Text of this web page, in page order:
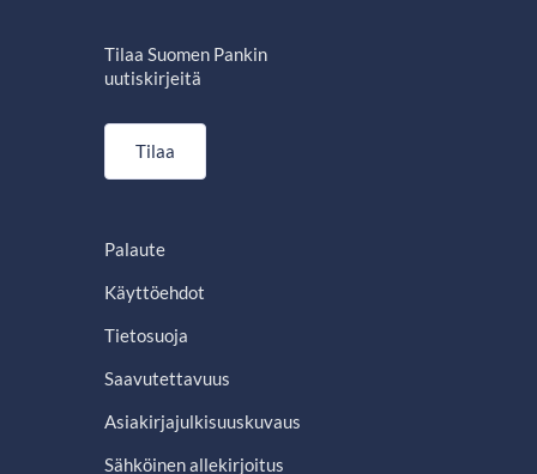
Tilaa Suomen Pankin
uutiskirjeitä
Tilaa
Palaute
Käyttöehdot
Tietosuoja
Saavutettavuus
Asiakirjajulkisuuskuvaus
Sähköinen allekirjoitus